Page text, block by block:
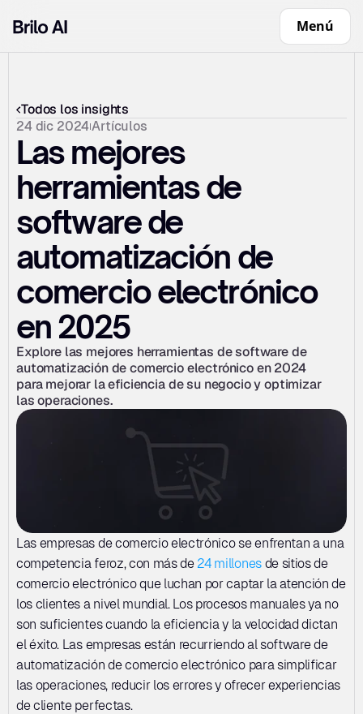
Menú
Todos los insights
24 dic 2024Artículos
Las mejores
herramientas de
software de
automatización de
comercio electrónico
en 2025
Explore las mejores herramientas de software de
automatización de comercio electrónico en 2024
para mejorar la eficiencia de su negocio y optimizar
las operaciones.
Las empresas de comercio electrónico se enfrentan a una
competencia feroz, con más de 24 millones de sitios de
comercio electrónico que luchan por captar la atención de
los clientes a nivel mundial. Los procesos manuales ya no
son suficientes cuando la eficiencia y la velocidad dictan
el éxito. Las empresas están recurriendo al software de
automatización de comercio electrónico para simplificar
las operaciones, reducir los errores y ofrecer experiencias
de cliente perfectas.